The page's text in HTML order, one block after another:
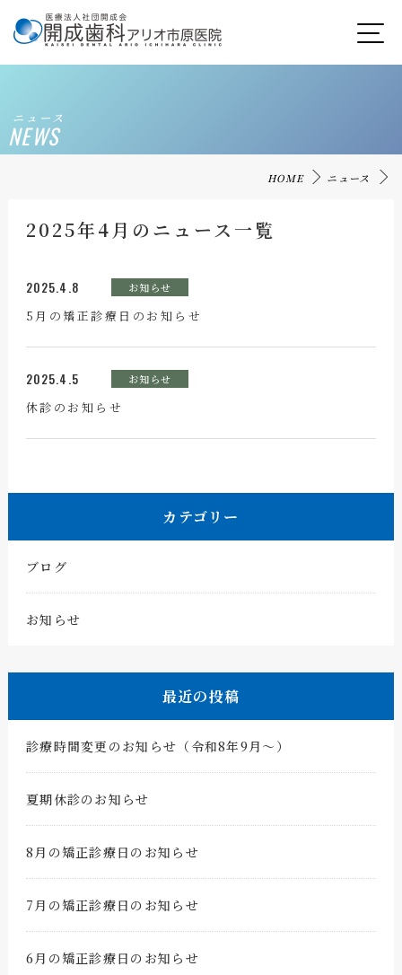
ニュース
NEWS
HOME ニュース
2025年4月のニュース一覧
2025.4.8 お知らせ
5月の矯正診療日のお知らせ
2025.4.5 お知らせ
休診のお知らせ
カテゴリー
ブログ
お知らせ
最近の投稿
診療時間変更のお知らせ（令和8年9月〜）
夏期休診のお知らせ
8月の矯正診療日のお知らせ
7月の矯正診療日のお知らせ
6月の矯正診療日のお知らせ